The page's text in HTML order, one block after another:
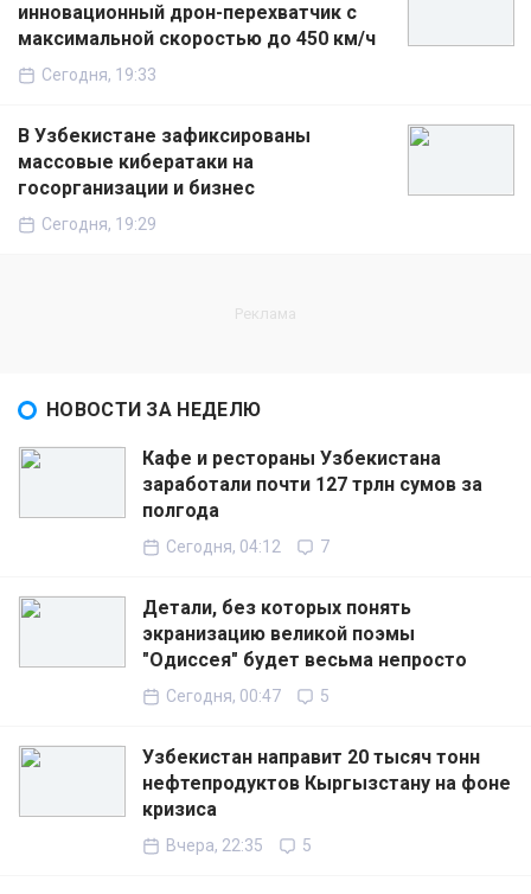
инновационный дрон-перехватчик с
максимальной скоростью до 450 км/ч
Сегодня, 19:33
В Узбекистане зафиксированы
массовые кибератаки на
госорганизации и бизнес
Сегодня, 19:29
НОВОСТИ ЗА НЕДЕЛЮ
Кафе и рестораны Узбекистана
заработали почти 127 трлн сумов за
полгода
Сегодня, 04:12 7
Детали, без которых понять
экранизацию великой поэмы
"Одиссея" будет весьма непросто
Сегодня, 00:47 5
Узбекистан направит 20 тысяч тонн
нефтепродуктов Кыргызстану на фоне
кризиса
Вчера, 22:35 5